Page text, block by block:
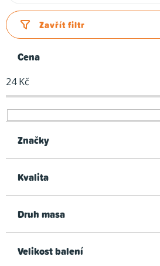
z
e
í
p
r
o
u
t
Zavřít filtr
Cena
24Kč
Značky
Kvalita
Druh masa
Velikost balení